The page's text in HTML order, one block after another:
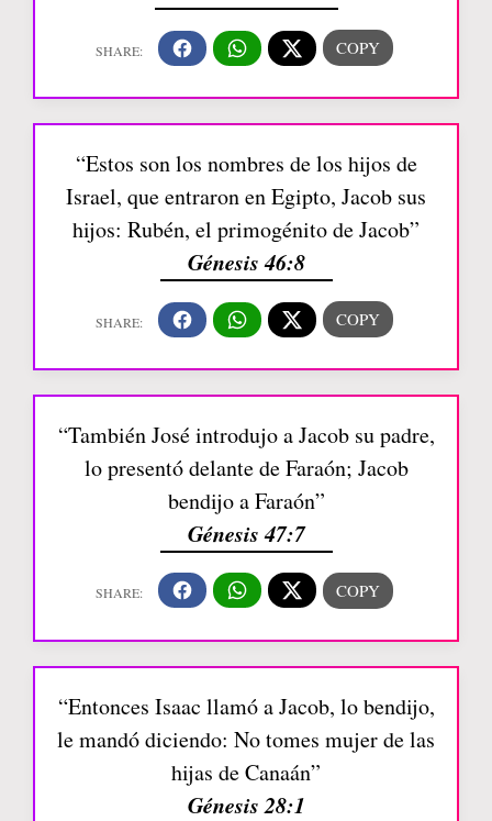
“Estos son los nombres de los hijos de
Israel, que entraron en Egipto, Jacob sus
hijos: Rubén, el primogénito de Jacob”
Génesis 46:8
“También José introdujo a Jacob su padre,
lo presentó delante de Faraón; Jacob
bendijo a Faraón”
Génesis 47:7
“Entonces Isaac llamó a Jacob, lo bendijo,
le mandó diciendo: No tomes mujer de las
hijas de Canaán”
Génesis 28:1